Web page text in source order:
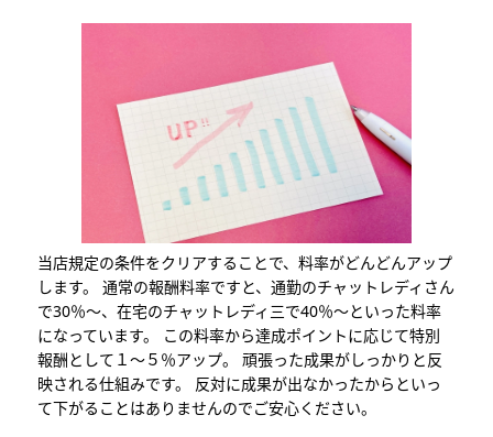
当店規定の条件をクリアすることで、料率がどんどんアップ
します。 通常の報酬料率ですと、通勤のチャットレディさん
で30％〜、在宅のチャットレディ三で40％〜といった料率
になっています。 この料率から達成ポイントに応じて特別
報酬として１～５％アップ。 頑張った成果がしっかりと反
映される仕組みです。 反対に成果が出なかったからといっ
て下がることはありませんのでご安心ください。